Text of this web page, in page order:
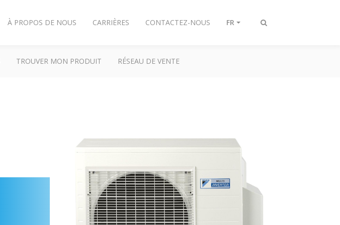
Afficher/masquer
À PROPOS DE NOUS CARRIÈRES CONTACTEZ-NOUS FR
TROUVER MON PRODUIT RÉSEAU DE VENTE